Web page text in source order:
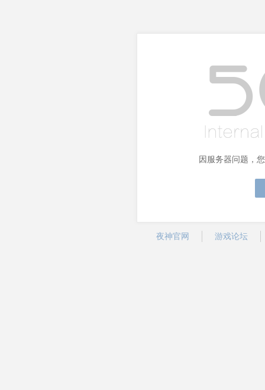
因服务器问题，
夜神官网 游戏论坛